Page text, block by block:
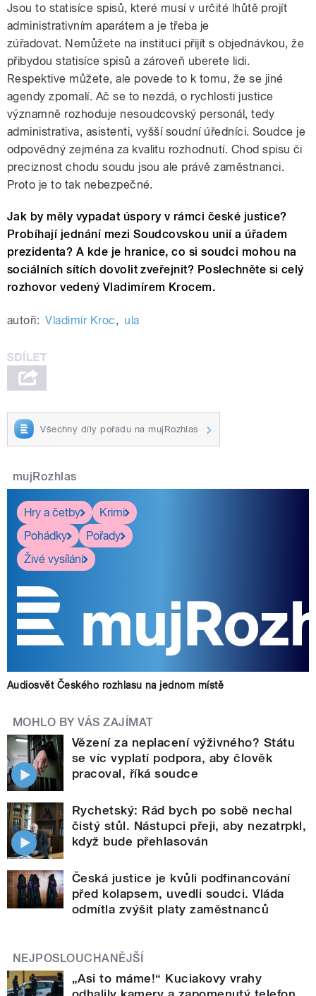
Jsou to statisíce spisů, které musí v určité lhůtě projít
administrativním aparátem a je třeba je
zúřadovat. Nemůžete na instituci přijít s objednávkou, že
přibydou statisíce spisů a zároveň uberete lidi.
Respektive můžete, ale povede to k tomu, že se jiné
agendy zpomalí. Ač se to nezdá, o rychlosti justice
významně rozhoduje nesoudcovský personál, tedy
administrativa, asistenti, vyšší soudní úředníci. Soudce je
odpovědný zejména za kvalitu rozhodnutí. Chod spisu či
preciznost chodu soudu jsou ale právě zaměstnanci.
Proto je to tak nebezpečné.
Jak by měly vypadat úspory v rámci české justice?
Probíhají jednání mezi Soudcovskou unií a úřadem
prezidenta? A kde je hranice, co si soudci mohou na
sociálních sítích dovolit zveřejnit? Poslechněte si celý
rozhovor vedený Vladimírem Krocem.
autoři: Vladimír Kroc, ula
Všechny díly pořadu na mujRozhlas
mujRozhlas
Hry a četby
Krimi
Pohádky
Pořady
Živé vysílání
Audiosvět Českého rozhlasu na jednom místě
MOHLO BY VÁS ZAJÍMAT
Vězení za neplacení výživného? Státu
se víc vyplatí podpora, aby člověk
pracoval, říká soudce
Rychetský: Rád bych po sobě nechal
čistý stůl. Nástupci přeji, aby nezatrpkl,
když bude přehlasován
Česká justice je kvůli podfinancování
před kolapsem, uvedli soudci. Vláda
odmítla zvýšit platy zaměstnanců
NEJPOSLOUCHANĚJŠÍ
„Asi to máme!“ Kuciakovy vrahy